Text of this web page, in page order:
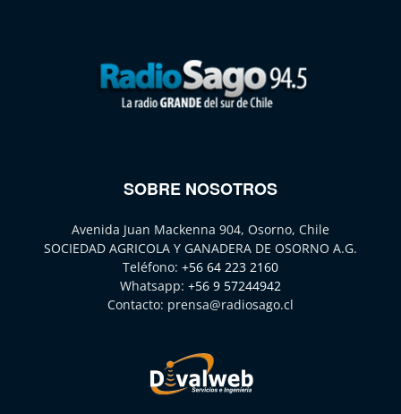
SOBRE NOSOTROS
Avenida Juan Mackenna 904, Osorno, Chile
SOCIEDAD AGRICOLA Y GANADERA DE OSORNO A.G.
Teléfono: +56 64 223 2160
Whatsapp: +56 9 57244942
Contacto: prensa@radiosago.cl